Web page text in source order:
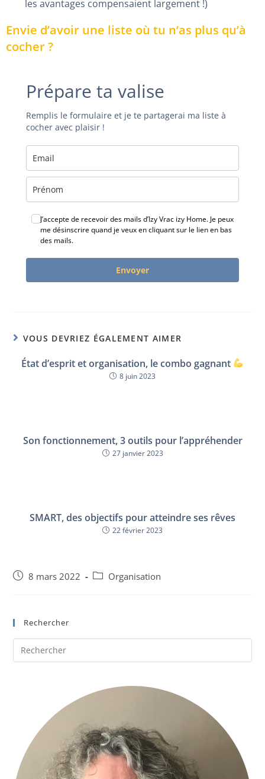
les avantages compensaient largement !)
Envie d’avoir une liste où tu n’as plus qu’à
cocher ?
Prépare ta valise
Remplis le formulaire et je te partagerai ma liste à
cocher avec plaisir !
J’accepte de recevoir des mails d’Izy Vrac izy Home. Je peux
me désinscrire quand je veux en cliquant sur le lien en bas
des mails.
Envoyer
VOUS DEVRIEZ ÉGALEMENT AIMER
État d’esprit et organisation, le combo gagnant
8 juin 2023
Son fonctionnement, 3 outils pour l’appréhender
27 janvier 2023
SMART, des objectifs pour atteindre ses rêves
22 février 2023
Post8 mars 2022
PostOrganisation
Rechercher